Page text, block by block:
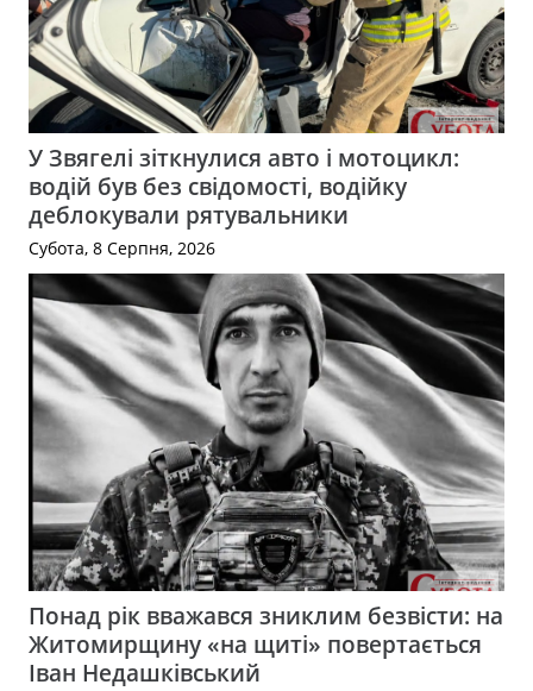
У Звягелі зіткнулися авто і мотоцикл:
водій був без свідомості, водійку
деблокували рятувальники
Субота, 8 Серпня, 2026
Понад рік вважався зниклим безвісти: на
Житомирщину «на щиті» повертається
Іван Недашківський